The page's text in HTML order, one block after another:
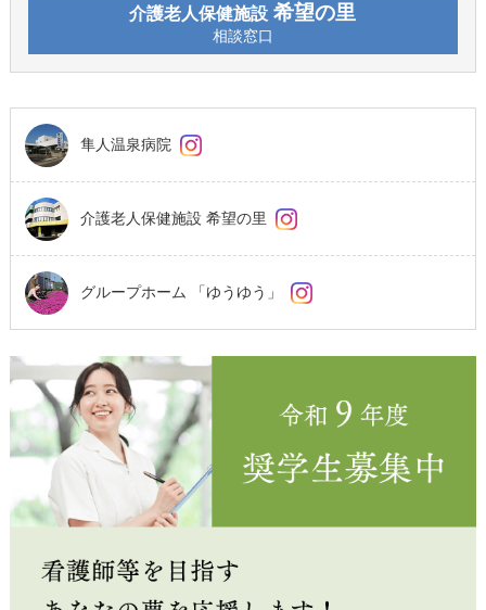
介護老人保健施設 希望の里
相談窓口
隼人温泉病院
介護老人保健施設 希望の里
グループホーム 「ゆうゆう」